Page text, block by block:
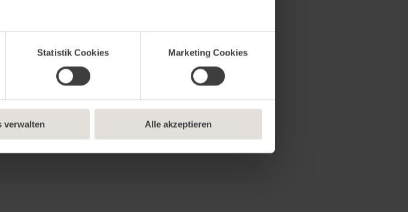
zu verstehen, wie du als Besucher unsere Website nutzt,
Zwecke auszuwerten. Marketing Cookies helfen
ermöglichen es, eine Verbindung zu sozialen
Netzwerke anzuzeigen. Du kannst frei entscheiden,
du eine Auswahl treffen.
Statistik Cookies Marketing Cookies
verwalten Alle akzeptieren